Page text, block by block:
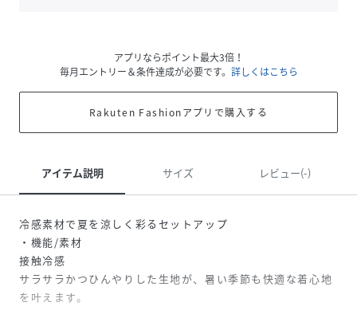
アプリならポイント最大3倍！
毎月エントリー＆条件達成が必要です。 詳しくはこちら
Rakuten Fashionアプリで購入する
アイテム説明 サイズ レビュー(-)
冷感素材で夏を涼しく彩るセットアップ
・機能/素材
接触冷感
サラサラかつひんやりした生地が、暑い季節も快適な着心地
を叶えます。